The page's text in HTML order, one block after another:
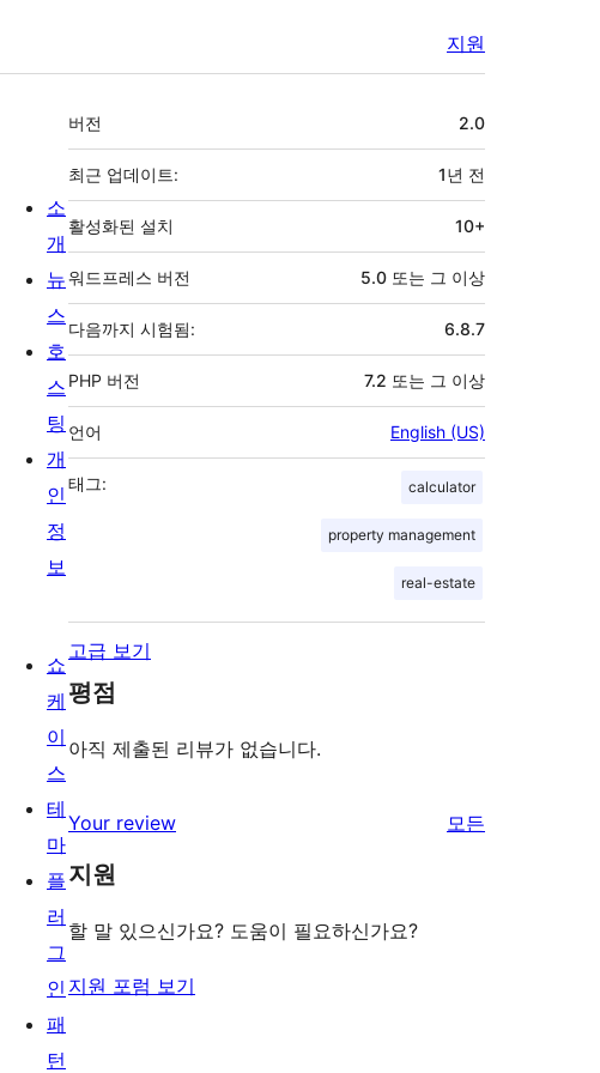
지원
기
초
버전 2.0
최근 업데이트: 1년 전
활성화된 설치 10+
워드프레스 버전 5.0 또는 그 이상
다음까지 시험됨: 6.8.7
PHP 버전 7.2 또는 그 이상
언어 English (US)
태그: calculator
property management
real-estate
고급 보기
평점
아직 제출된 리뷰가 없습니다.
Your review 모든
지원
할 말 있으신가요? 도움이 필요하신가요?
지원 포럼 보기
소
개
뉴
스
호
스
팅
개
인
정
보
쇼
케
이
스
테
마
플
러
그
인
패
턴